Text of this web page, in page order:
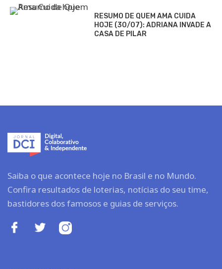
RESUMO DE QUEM AMA CUIDA
HOJE (30/07): ADRIANA INVADE A
CASA DE PILAR
Saiba o que acontece hoje no Brasil e no Mundo.
Confira resultados de loterias, notícias do seu time,
bastidores dos famosos e guias de serviços.